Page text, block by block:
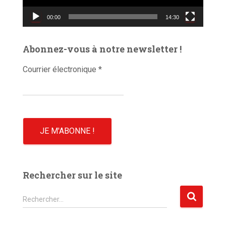
v
o
00:00 14:30
Abonnez-vous à notre newsletter !
Courrier électronique *
Rechercher sur le site
R
e
Rechercher…